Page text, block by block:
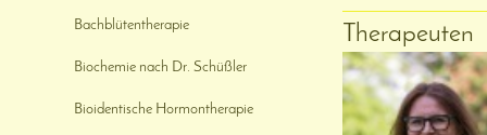
Therapeuten
Bachblütentherapie
Biochemie nach Dr. Schüßler
Bioidentische Hormontherapie